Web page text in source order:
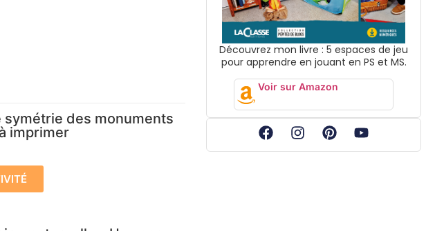
symétrie des monuments
imprimer
Découvrez mon livre : 5 espaces de jeu
pour apprendre en jouant en PS et MS.
Voir sur Amazon